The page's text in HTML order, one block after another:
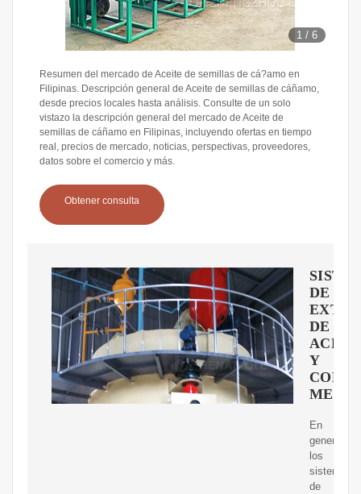
1 /6
Resumen del mercado de Aceite de semillas de cá?amo en
Filipinas. Descripción general de Aceite de semillas de cáñamo,
desde precios locales hasta análisis. Consulte de un solo
vistazo la descripción general del mercado de Aceite de
semillas de cáñamo en Filipinas, incluyendo ofertas en tiempo
real, precios de mercado, noticias, perspectivas, proveedores,
datos sobre el comercio y más.
Obtener consulta
DE
DE
Y
En
general,
los
sistemas/
de